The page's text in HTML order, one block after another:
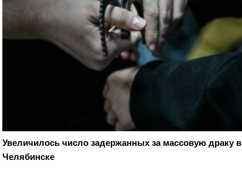
Увеличилось число задержанных за массовую драку в
Челябинске